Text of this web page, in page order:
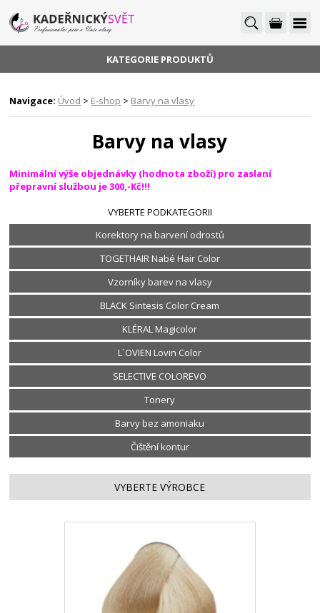
KATEGORIE PRODUKTŮ
Navigace: Úvod > E-shop > Barvy na vlasy
Barvy na vlasy
Minimální výše objednávky (hodnota zboží) pro zaslaní
přepravní službou je 300,-Kč!!!
VYBERTE PODKATEGORII
Korektory na barvení odrostů
TOGETHAIR Nabé Hair Color
Vzorníky barev na vlasy
BLACK Sintesis Color Cream
KLÉRAL Magicolor
L´OVIEN Lovin Color
SELECTIVE COLOREVO
Tonery
Barvy bez amoniaku
Čištění kontur
VYBERTE VÝROBCE